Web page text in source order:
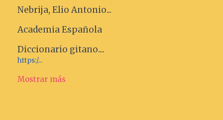
Nebrija, Elio Antonio...
Academia Española
Diccionario gitano....
https:/...
Mostrar más